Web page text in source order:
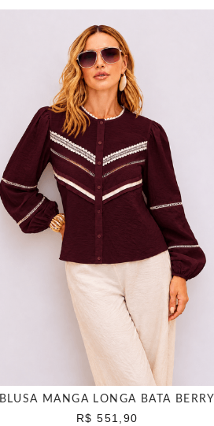
BLUSA MANGA LONGA BATA BERRY
R$ 551,90